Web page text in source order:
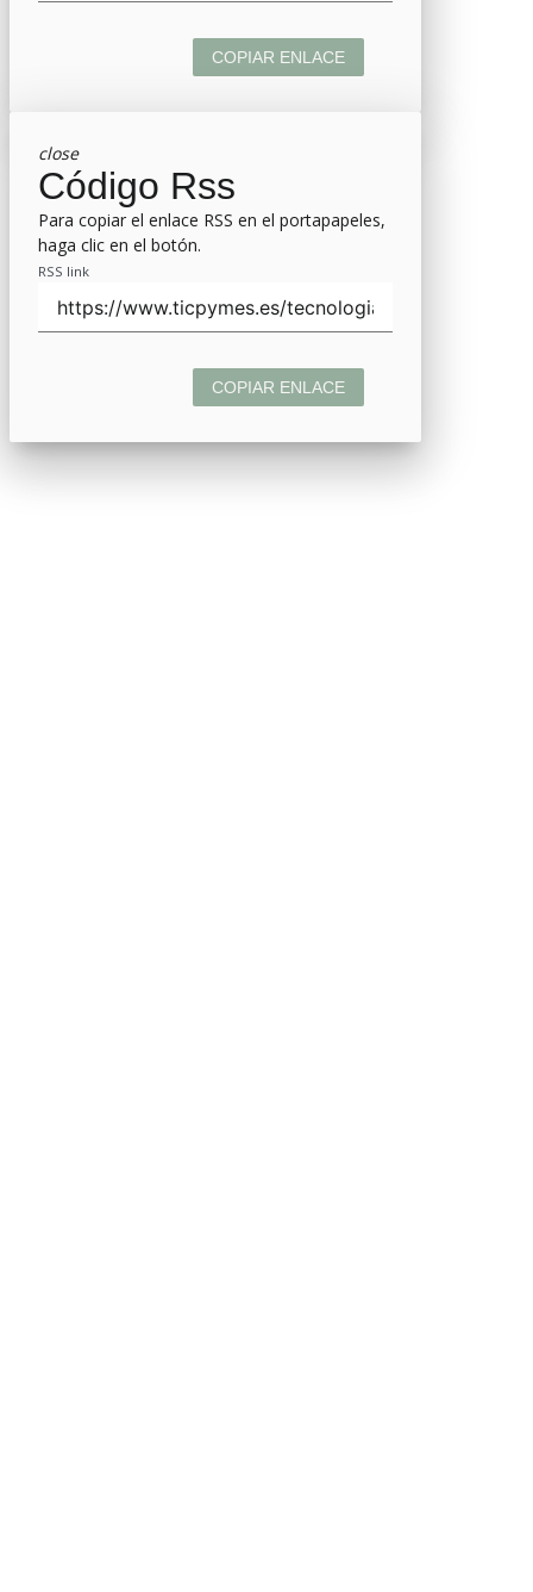
COPIAR ENLACE
close
Código Rss
Para copiar el enlace RSS en el portapapeles,
haga clic en el botón.
RSS link
COPIAR ENLACE